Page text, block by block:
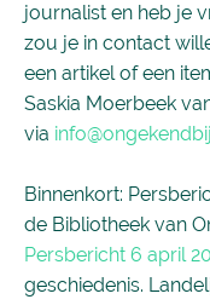
journalist en heb je
zou je in contact
een artikel of een
Saskia Moerbeek
via
Binnenkort:
de Bibliotheek van
Persbericht 6 april
geschiedenis.